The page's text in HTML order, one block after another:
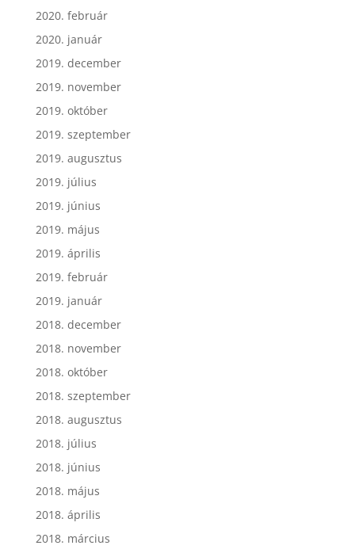
2020. február
2020. január
2019. december
2019. november
2019. október
2019. szeptember
2019. augusztus
2019. július
2019. június
2019. május
2019. április
2019. február
2019. január
2018. december
2018. november
2018. október
2018. szeptember
2018. augusztus
2018. július
2018. június
2018. május
2018. április
2018. március